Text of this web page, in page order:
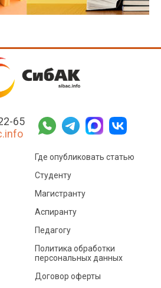
65
Где опубликовать статью
Студенту
Магистранту
Аспиранту
Педагогу
Политика обработки
персональных данных
Договор оферты